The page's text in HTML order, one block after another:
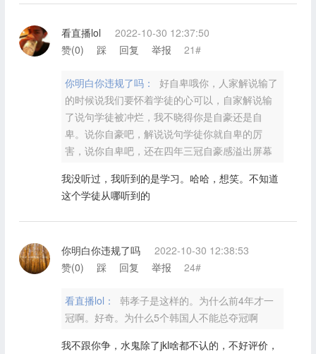
看直播lol
2022-10-30 12:37:50
赞(0) 踩 回复 举报 21#
你明白你违规了吗：
好自卑哦你，人家解说输了
的时候说我们要怀着学徒的心可以，自家解说输
了说句学徒被冲烂，我不晓得你是自豪还是自
卑。说你自豪吧，解说说句学徒你就自卑的厉
害，说你自卑吧，还在四年三冠自豪感溢出屏幕
我没听过，我听到的是学习。哈哈，想笑。不知道
这个学徒从哪听到的
你明白你违规了吗
2022-10-30 12:38:53
赞(0) 踩 回复 举报 24#
看直播lol：
韩孝子是这样的。为什么前4年才一
冠啊。好奇。为什么5个韩国人不能总夺冠啊
我不跟你争，水鬼除了jkl啥都不认的，不好评价，